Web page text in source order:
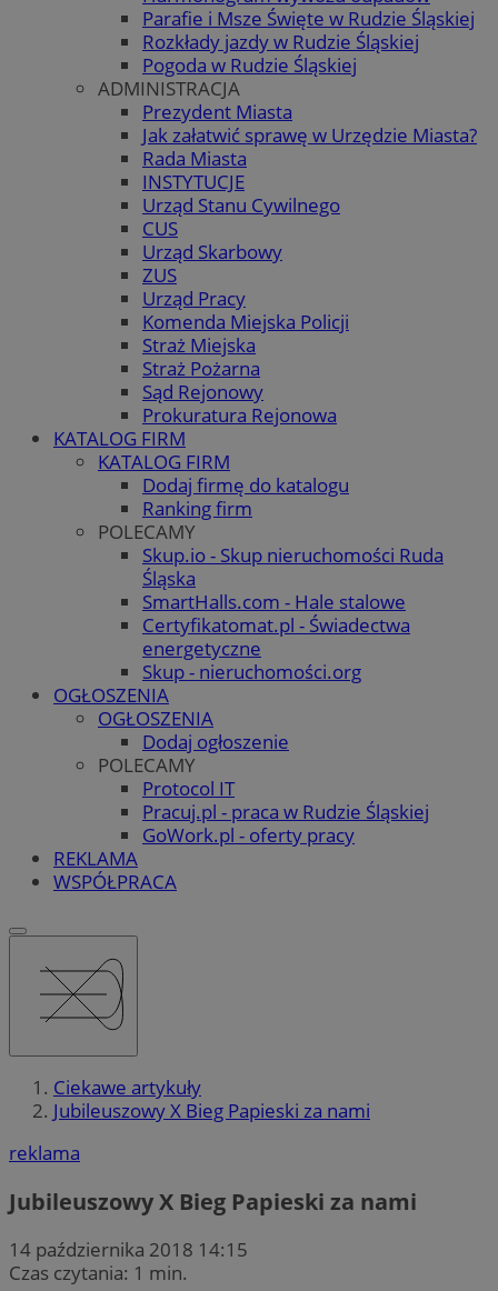
Parafie i Msze Święte w Rudzie Śląskiej
Rozkłady jazdy w Rudzie Śląskiej
Pogoda w Rudzie Śląskiej
ADMINISTRACJA
Prezydent Miasta
Jak załatwić sprawę w Urzędzie Miasta?
Rada Miasta
INSTYTUCJE
Urząd Stanu Cywilnego
CUS
Urząd Skarbowy
ZUS
Urząd Pracy
Komenda Miejska Policji
Straż Miejska
Straż Pożarna
Sąd Rejonowy
Prokuratura Rejonowa
KATALOG FIRM
KATALOG FIRM
Dodaj firmę do katalogu
Ranking firm
POLECAMY
Skup.io - Skup nieruchomości Ruda
Śląska
SmartHalls.com - Hale stalowe
Certyfikatomat.pl - Świadectwa
energetyczne
Skup - nieruchomości.org
OGŁOSZENIA
OGŁOSZENIA
Dodaj ogłoszenie
POLECAMY
Protocol IT
Pracuj.pl - praca w Rudzie Śląskiej
GoWork.pl - oferty pracy
REKLAMA
WSPÓŁPRACA
Ciekawe artykuły
Jubileuszowy X Bieg Papieski za nami
reklama
Jubileuszowy X Bieg Papieski za nami
14 października 2018 14:15
Czas czytania: 1 min.